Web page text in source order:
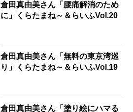
倉田真由美さん「腰痛解消のため
に」くらたまね～＆らいふVol.20
倉田真由美さん「無料の東京湾巡
り」くらたまね～＆らいふVol.19
倉田真由美さん「塗り絵にハマる